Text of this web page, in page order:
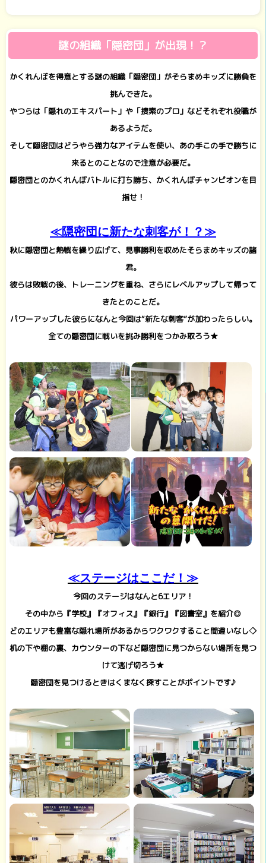
謎の組織「隠密団」が出現！？
かくれんぼを得意とする謎の組織「隠密団」がそらまめキッズに勝負を
挑んできた。
やつらは「隠れのエキスパート」や「捜索のプロ」などそれぞれ役職が
あるようだ。
そして隠密団はどうやら強力なアイテムを使い、あの手この手で勝ちに
来るとのことなので注意が必要だ。
隠密団とのかくれんぼバトルに打ち勝ち、かくれんぼチャンピオンを目
指せ！
≪隠密団に新たな刺客が！？≫
秋に隠密団と熱戦を繰り広げて、見事勝利を収めたそらまめキッズの諸
君。
彼らは敗戦の後、トレーニングを重ね、さらにレベルアップして帰って
きたとのことだ。
パワーアップした彼らになんと今回は“新たな刺客”が加わったらしい。
全ての隠密団に戦いを挑み勝利をつかみ取ろう★
≪ステージはここだ！≫
今回のステージはなんと6エリア！
その中から『学校』『オフィス』『銀行』『図書室』を紹介◎
どのエリアも豊富な隠れ場所があるからワクワクすること間違いなし◇
机の下や棚の裏、カウンターの下など隠密団に見つからない場所を見つ
けて逃げ切ろう★
隠密団を見つけるときはくまなく探すことがポイントです♪